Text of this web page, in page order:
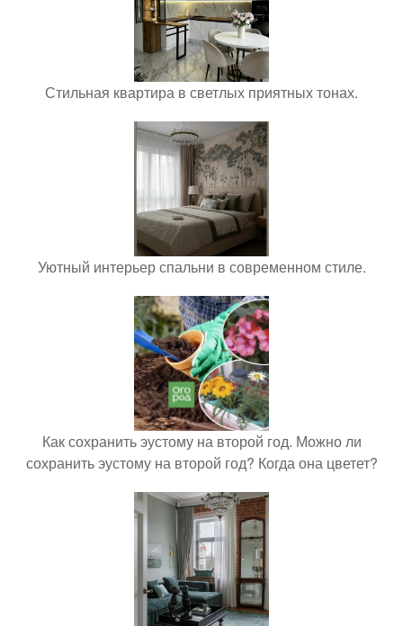
Стильная квартира в светлых приятных тонах.
Уютный интерьер спальни в современном стиле.
Как сохранить эустому на второй год. Можно ли
сохранить эустому на второй год? Когда она цветет?